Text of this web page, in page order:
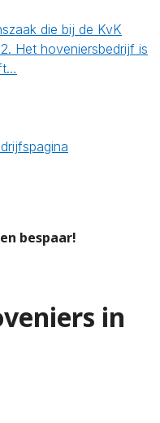
die bij de KvK
Het hoveniersbedrijf is
bespaar!
in